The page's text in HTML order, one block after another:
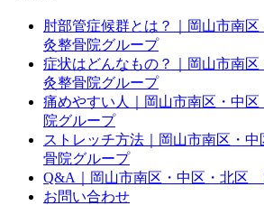
肘部管症候群とは？｜岡山市南
灸整骨院グループ
症状はどんなもの？｜岡山市南
灸整骨院グループ
痛めやすい人｜岡山市南区・中
院グループ
ストレッチ方法｜岡山市南区・
骨院グループ
Q&A｜岡山市南区・中区・北区
お問い合わせ